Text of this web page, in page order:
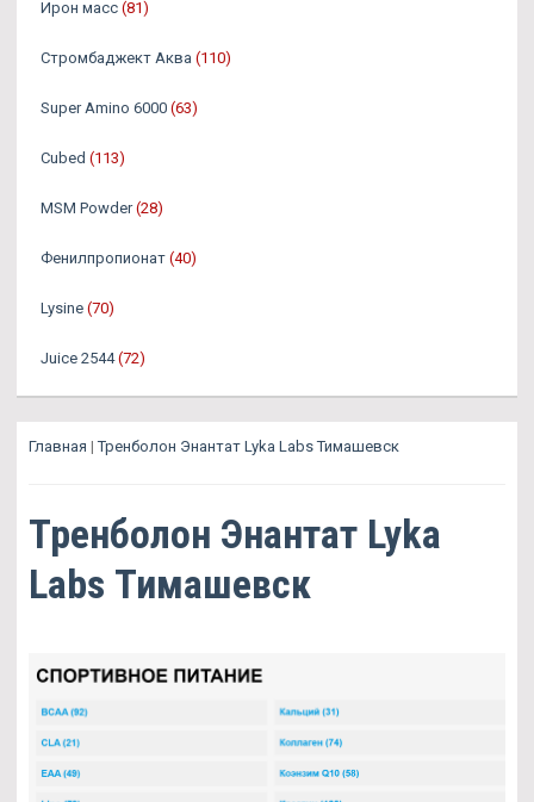
Ирон масс (81)
Стромбаджект Аква (110)
Super Amino 6000 (63)
Cubed (113)
MSM Powder (28)
Фенилпропионат (40)
Lysine (70)
Juice 2544 (72)
Главная |Тренболон Энантат Lyka Labs Тимашевск
Тренболон Энантат Lyka
Labs Тимашевск